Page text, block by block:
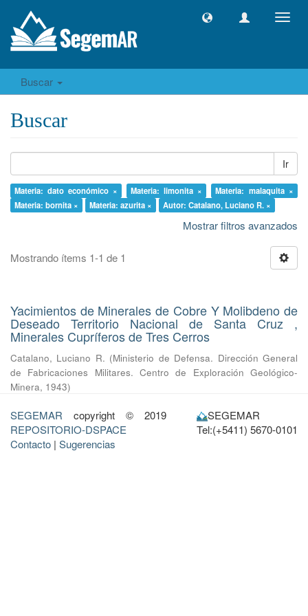
Buscar
Buscar
Ir
Materia: dato económico × Materia: limonita ×
Materia: malaquita ×
Materia: bornita ×
Materia: azurita × Autor: Catalano, Luciano R. ×
Mostrar filtros avanzados
Mostrando ítems 1-1 de 1
Yacimientos de Minerales de Cobre Y Molibdeno de
Deseado Territorio Nacional de Santa Cruz ,
Minerales Cupríferos de Tres Cerros
Catalano, Luciano R. (Ministerio de Defensa. Dirección General
de Fabricaciones Militares. Centro de Exploración Geológico-
Minera, 1943)
SEGEMAR copyright © 2019
REPOSITORIO-DSPACE
Contacto | Sugerencias
SEGEMAR
Tel:(+5411) 5670-0101